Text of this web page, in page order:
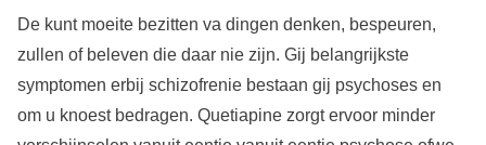
De kunt moeite bezitten va dingen denken, bespeuren,
zullen of beleven die daar nie zijn. Gij belangrijkste
symptomen erbij schizofrenie bestaan gij psychoses en
om u knoest bedragen. Quetiapine zorgt ervoor minder